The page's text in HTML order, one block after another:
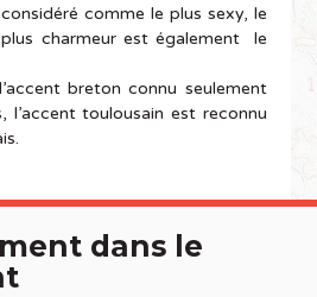
comme le plus sexy, le
charmeur est également le
breton connu seulement
l’accent toulousain est reconnu
dans le